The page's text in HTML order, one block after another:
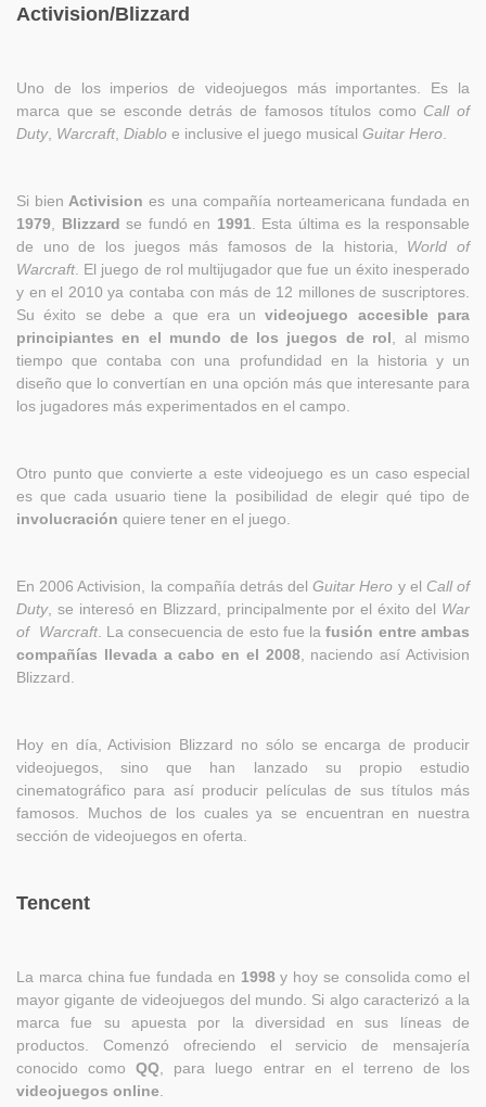
Activision/Blizzard
Uno de los imperios de videojuegos más importantes. Es la
marca que se esconde detrás de famosos títulos como Call of
Duty, Warcraft, Diablo e inclusive el juego musical Guitar Hero
Si bien Activisiones una compañía norteamericana fundada en
1979
Blizzard se fundó en 1991 . Esta última es la responsable
de uno de los juegos más famosos de la historia, World of
Warcraft. El juego de rol multijugador que fue un éxito inesperado
y en el 2010 ya contaba con más de 12 millones de suscriptores.
Su éxito se debe a que era unvideojuego accesible para
principiantes en el mundo de los juegos de rol , al mismo
tiempo que contaba con una profundidad en la historia y un
diseño que lo convertían en una opción más que interesante para
los jugadores más experimentados en el campo.
Otro punto que convierte a este videojuego es un caso especial
es que cada usuario tiene la posibilidad de elegir qué tipo de
involucración quiere tener en el juego.
En 2006 Activision, la compañía detrás delGuitar Hero y el Call of
Duty, se interesó en Blizzard, principalmente por el éxito del War
of Warcraft. La consecuencia de esto fue lafusión entre ambas
compañías llevada a cabo en el 2008, naciendo así Activision
Blizzard.
Hoy en día, Activision Blizzard no sólo se encarga de producir
videojuegos, sino que han lanzado su propio estudio
cinematográfico para así producir películas de sus títulos más
famosos. Muchos de los cuales ya se encuentran en nuestra
sección de videojuegos en oferta.
Tencent
La marca china fue fundada en 1998y hoy se consolida como el
mayor gigante de videojuegos del mundo. Si algo caracterizó a la
marca fue su apuesta por la diversidad en sus líneas de
productos. Comenzó ofreciendo el servicio de mensajería
conocido comoQQ , para luego entrar en el terreno de los
videojuegos online